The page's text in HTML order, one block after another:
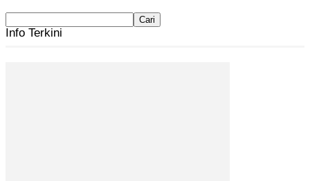
Info Terkini